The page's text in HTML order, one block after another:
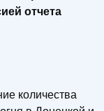
отчета
количества